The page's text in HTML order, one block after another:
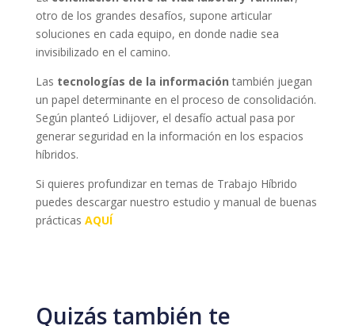
otro de los grandes desafíos, supone articular
soluciones en cada equipo, en donde nadie sea
invisibilizado en el camino.
Las tecnologías de la información también juegan
un papel determinante en el proceso de consolidación.
Según planteó Lidijover, el desafío actual pasa por
generar seguridad en la información en los espacios
híbridos.
Si quieres profundizar en temas de Trabajo Híbrido
puedes descargar nuestro estudio y manual de buenas
prácticas AQUÍ
Quizás también te